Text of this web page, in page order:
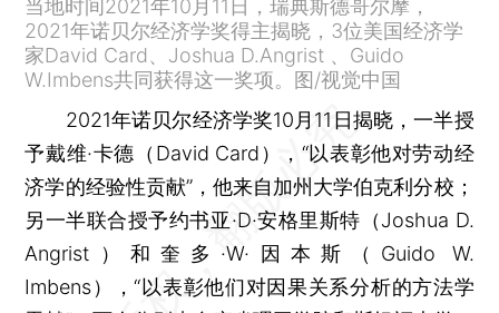
当地时间2021年10月11日，瑞典斯德哥尔摩，
2021年诺贝尔经济学奖得主揭晓，3位美国经济学
家David Card、Joshua D.Angrist 、Guido
W.Imbens共同获得这一奖项。图/视觉中国
2021年诺贝尔经济学奖10月11日揭晓，一半授
予戴维·卡德（David Card），“以表彰他对劳动经
济学的经验性贡献”，他来自加州大学伯克利分校；
另一半联合授予约书亚·D·安格里斯特（Joshua D.
Angrist）和奎多·W·因本斯（Guido W.
Imbens），“以表彰他们对因果关系分析的方法学